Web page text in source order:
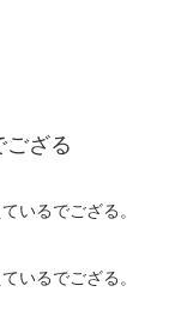
ござる
いるでござる。
いるでござる。